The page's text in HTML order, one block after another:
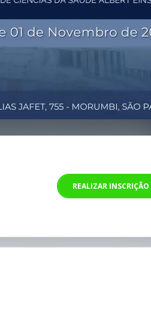
REALIZAR INSCRIÇÃO